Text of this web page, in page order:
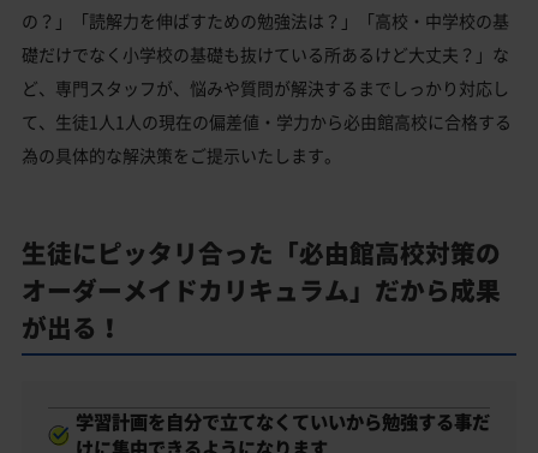
の？」「読解力を伸ばすための勉強法は？」「高校・中学校の基
礎だけでなく小学校の基礎も抜けている所あるけど大丈夫？」な
ど、専門スタッフが、悩みや質問が解決するまでしっかり対応し
て、生徒1人1人の現在の偏差値・学力から必由館高校に合格する
為の具体的な解決策をご提示いたします。
生徒にピッタリ合った「必由館高校対策の
オーダーメイドカリキュラム」だから成果
が出る！
学習計画を自分で立てなくていいから勉強する事だ
けに集中できるようになります